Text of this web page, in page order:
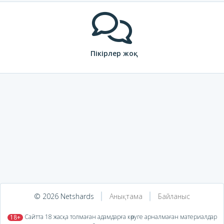
Пікірлер жоқ
© 2026 Netshards Анықтама Байланыс
18+ ​ Сайтта 18 жасқа толмаған адамдарға көруге арналмаған материалдар